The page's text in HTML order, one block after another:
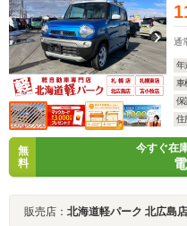
通
年
車
保
住
無
料
今すぐ在
販売店： 北海道軽パーク 北広島店